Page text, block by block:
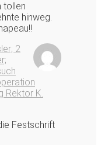
tollen
hinweg.
2
Rektor K.
Festschrift